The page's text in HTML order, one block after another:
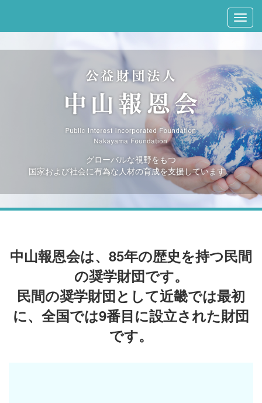
グローバルな視野をもつ
国家および社会に有為な人材の育成を支援しています。
中山報恩会は、85年の歴史を持つ民間
の奨学財団です。
民間の奨学財団として近畿では最初
に、全国では9番目に設立された財団
です。